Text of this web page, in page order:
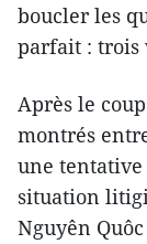
boucler les
parfait : trois
Après le
montrés
une tentative
situation
Nguyên